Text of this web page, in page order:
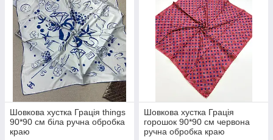
Шовкова хустка Грація things
90*90 см біла ручна обробка
краю
Шовкова хустка Грація
горошок 90*90 см червона
ручна обробка краю